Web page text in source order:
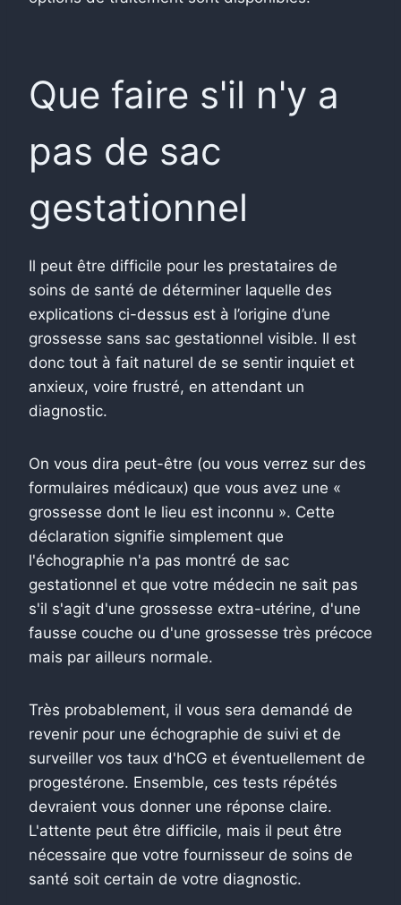
Que faire s'il n'y a
pas de sac
gestationnel
Il peut être difficile pour les prestataires de
soins de santé de déterminer laquelle des
explications ci-dessus est à l’origine d’une
grossesse sans sac gestationnel visible. Il est
donc tout à fait naturel de se sentir inquiet et
anxieux, voire frustré, en attendant un
diagnostic.
On vous dira peut-être (ou vous verrez sur des
formulaires médicaux) que vous avez une «
grossesse dont le lieu est inconnu ». Cette
déclaration signifie simplement que
l'échographie n'a pas montré de sac
gestationnel et que votre médecin ne sait pas
s'il s'agit d'une grossesse extra-utérine, d'une
fausse couche ou d'une grossesse très précoce
mais par ailleurs normale.
Très probablement, il vous sera demandé de
revenir pour une échographie de suivi et de
surveiller vos taux d'hCG et éventuellement de
progestérone. Ensemble, ces tests répétés
devraient vous donner une réponse claire.
L'attente peut être difficile, mais il peut être
nécessaire que votre fournisseur de soins de
santé soit certain de votre diagnostic.